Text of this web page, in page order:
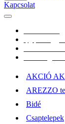
Kapcsolat
AKCIÓ
AREZZO
Bidé
Csaptelepek